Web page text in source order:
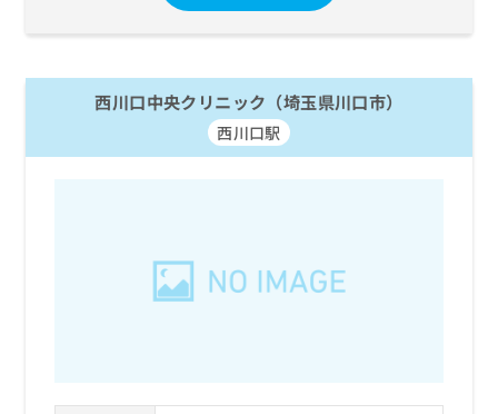
西川口中央クリニック（埼玉県川口市）
西川口駅